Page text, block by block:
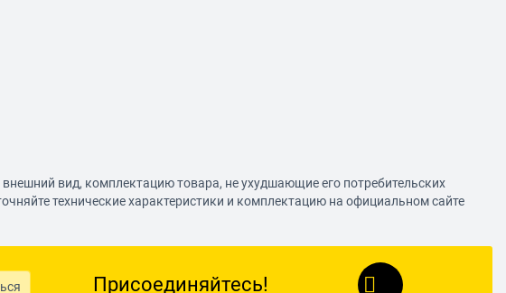
вид, комплектацию товара, не ухудшающие его потребительских
технические характеристики и комплектацию на официальном сайте
Присоединяйтесь!